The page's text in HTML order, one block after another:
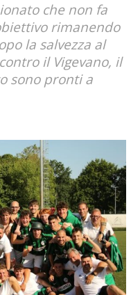
che non fa
rimanendo
la salvezza al
il Vigevano, il
sono pronti a